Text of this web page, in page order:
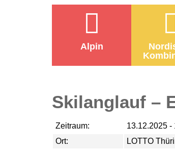
Alpin
Skilanglauf –
Zeitraum:
13.12.2025 -
Ort:
LOTTO